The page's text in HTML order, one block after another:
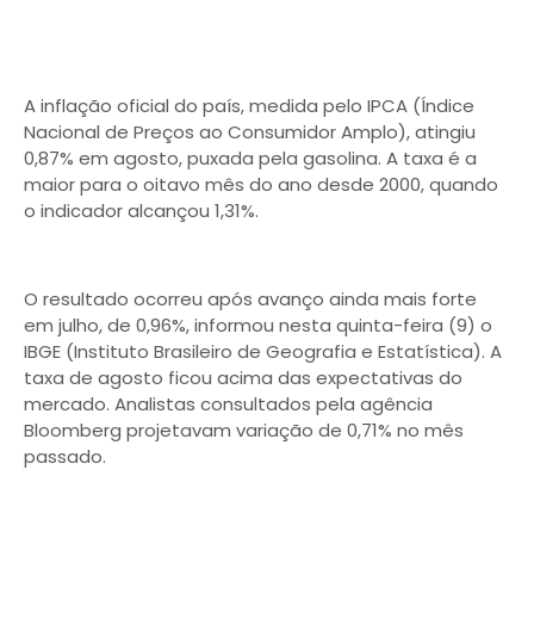
A inflação oficial do país, medida pelo IPCA (Índice
Nacional de Preços ao Consumidor Amplo), atingiu
0,87% em agosto, puxada pela gasolina. A taxa é a
maior para o oitavo mês do ano desde 2000, quando
o indicador alcançou 1,31%.
O resultado ocorreu após avanço ainda mais forte
em julho, de 0,96%, informou nesta quinta-feira (9) o
IBGE (Instituto Brasileiro de Geografia e Estatística). A
taxa de agosto ficou acima das expectativas do
mercado. Analistas consultados pela agência
Bloomberg projetavam variação de 0,71% no mês
passado.